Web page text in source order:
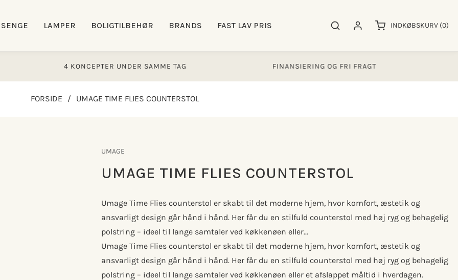
SENGE LAMPER BOLIGTILBEHØR BRANDS FAST LAV PRIS SøgeresultaterLog ind INDKØBSKURV (0)
varer
4 KONCEPTER UNDER SAMME TAG FINANSIERING OG FRI FRAGT
FORSIDE / UMAGE TIME FLIES COUNTERSTOL
UMAGE
UMAGE TIME FLIES COUNTERSTOL
Umage Time Flies counterstol er skabt til det moderne hjem, hvor komfort, æstetik og
ansvarligt design går hånd i hånd. Her får du en stilfuld counterstol med høj ryg og behagelig
polstring – ideel til lange samtaler ved køkkenøen eller...
Umage Time Flies counterstol er skabt til det moderne hjem, hvor komfort, æstetik og
ansvarligt design går hånd i hånd. Her får du en stilfuld counterstol med høj ryg og behagelig
polstring – ideel til lange samtaler ved køkkenøen eller et afslappet måltid i hverdagen.